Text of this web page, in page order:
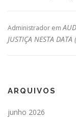
Administrador em
JUSTIÇA NESTA
ARQUIVOS
junho 2026